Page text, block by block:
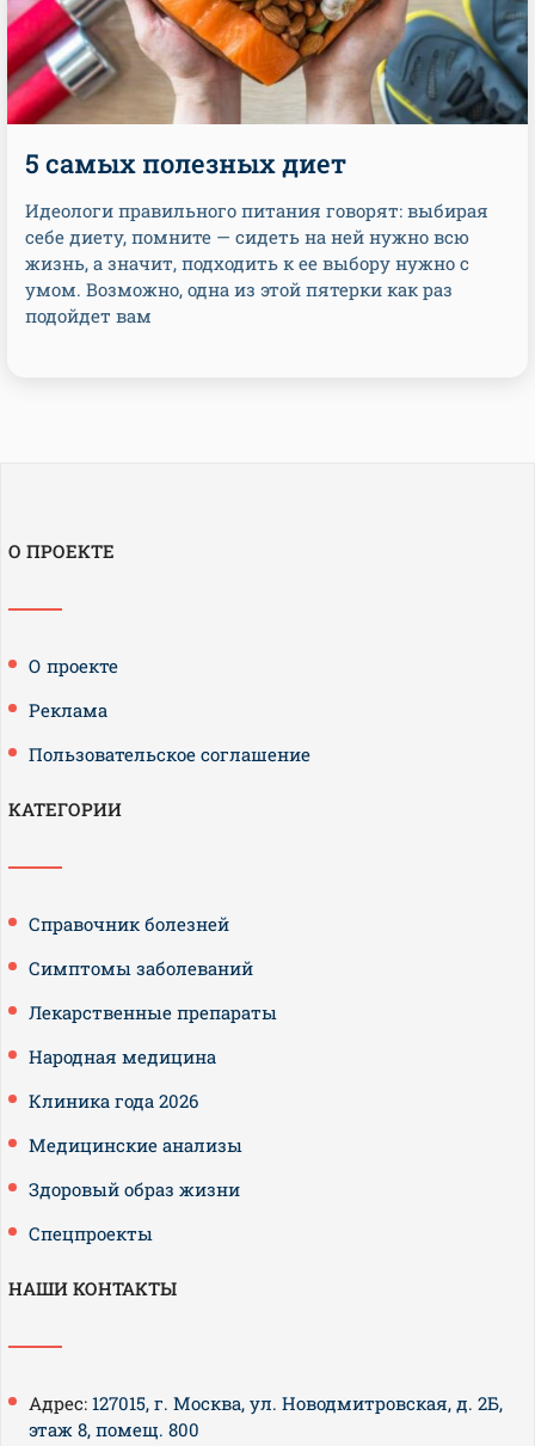
5 самых полезных диет
Идеологи правильного питания говорят: выбирая
себе диету, помните — сидеть на ней нужно всю
жизнь, а значит, подходить к ее выбору нужно с
умом. Возможно, одна из этой пятерки как раз
подойдет вам
О ПРОЕКТЕ
О проекте
Реклама
Пользовательское соглашение
КАТЕГОРИИ
Справочник болезней
Симптомы заболеваний
Лекарственные препараты
Народная медицина
Клиника года 2026
Медицинские анализы
Здоровый образ жизни
Спецпроекты
НАШИ КОНТАКТЫ
Адрес: 127015, г. Москва, ул. Новодмитровская, д. 2Б,
этаж 8, помещ. 800